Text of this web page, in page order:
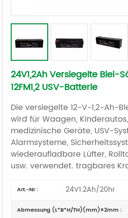
24V1,2Ah Versiegelte Blei-
12FM1,2 USV-Batterie
Die versiegelte 12-V-1,2-Ah-
wird für Waagen,
medizinische Geräte, USV-
Alarmsysteme,
wiederaufladbare Lüfter,
usw. verwendet. tragbares
Art.-Nr : 24V1.2Ah/20hr
Abmessung (L*B*H/TH)(mm)±2mm :